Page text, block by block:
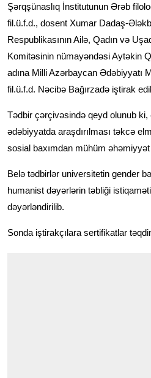
Şərqşünaslıq İnstitutunun Ərəb
fil.ü.f.d., dosent Xumar Dadaş-
Respublikasının Ailə, Qadın və
Komitəsinin nümayəndəsi Aytəkin
adına Milli Azərbaycan Ədəbiyyatı
fil.ü.f.d. Nəcibə Bağırzadə iştirak
Tədbir çərçivəsində qeyd olunub ki,
ədəbiyyatda araşdırılması təkcə
sosial baxımdan mühüm
Belə tədbirlər universitetin gender
humanist dəyərlərin təbliği
dəyərləndirilib.
Sonda iştirakçılara sertifikatlar